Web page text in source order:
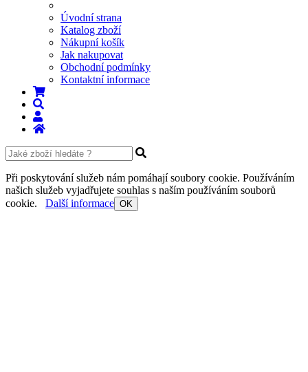
Úvodní strana
Katalog zboží
Nákupní košík
Jak nakupovat
Obchodní podmínky
Kontaktní informace
Při poskytování služeb nám pomáhají soubory cookie. Používáním
našich služeb vyjadřujete souhlas s naším používáním souborů
cookie. Další informace